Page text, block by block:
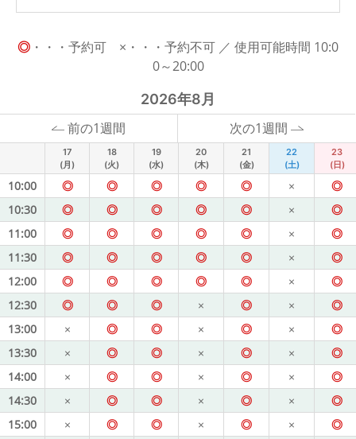
◎ ・・・予約可 ×・・・予約不可 ／ 使用可能時間 10:0
0～20:00
2026年8月
前の1週間 次の1週間
17
(月)
18
(火)
19
(水)
20
(木)
21
(金)
22
(土)
23
(日)
10:00 ◎ ◎ ◎ ◎ ◎ ×
◎
10:30
◎ ◎ ◎ ◎ ◎ ×
◎
11:00
◎ ◎ ◎ ◎ ◎ ×
◎
11:30
◎ ◎ ◎ ◎ ◎ ×
◎
12:00
◎ ◎ ◎ ◎ ◎ ×
◎
12:30
◎ ◎ ◎ × ◎ ×
◎
13:00
× ◎ ◎ × ◎ ×
◎
13:30
× ◎ ◎ × ◎ ×
◎
14:00
× ◎ ◎ × ◎ ×
◎
14:30
× ◎ ◎ × ◎ ×
◎
15:00
× ◎ ◎ × ◎ ×
◎